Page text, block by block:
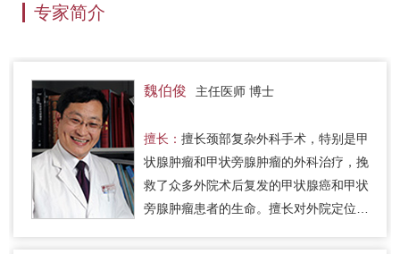
专家简介
魏伯俊 主任医师 博士
擅长： 擅长颈部复杂外科手术，特别是甲
状腺肿瘤和甲状旁腺肿瘤的外科治疗，挽
救了众多外院术后复发的甲状腺癌和甲状
旁腺肿瘤患者的生命。擅长对外院定位失